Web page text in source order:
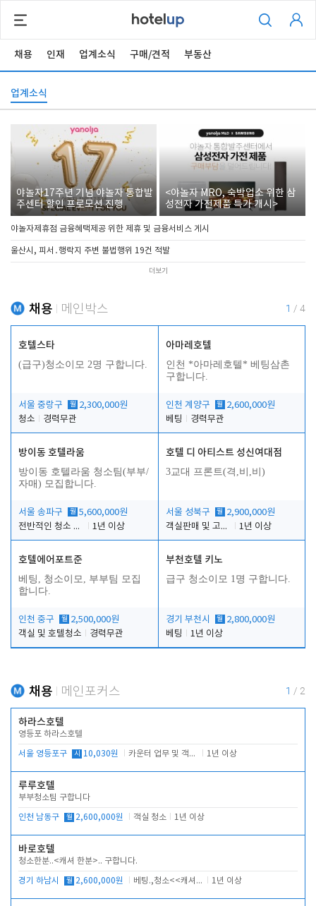
채용 인재 업계소식 구매/견적 부동산
업계소식
야놀자17주년 기념 야놀자 통합발
주센터 할인 프로모션 진행
<야놀자 MRO, 숙박업소 위한 삼
성전자 가전제품 특가 개시>
야놀자제휴점 금융혜택제공 위한 제휴 및 금융서비스 게시
울산시, 피서․행락지 주변 불법행위 19건 적발
더보기
채용 메인박스 1 / 4
호텔스타
(급구)청소이모 2명 구합니다.
서울 중랑구 월 2,300,000원
청소
경력무관
아마레호텔
인천 *아마레호텔* 베팅삼촌
구합니다.
인천 계양구 월 2,600,000원
베팅
경력무관
방이동 호텔라움
방이동 호텔라움 청소팀(부부/
자매) 모집합니다.
서울 송파구 월 5,600,000원
전반적인 청소 업무(객실청소.객실정리)
1년 이상
호텔 디 아티스트 성신여대점
3교대 프론트(격,비,비)
서울 성북구 월 2,900,000원
객실판매 및 고객응대
1년 이상
호텔에어포트준
베팅, 청소이모, 부부팀 모집
합니다.
인천 중구 월 2,500,000원
객실 및 호텔청소
경력무관
부천호텔 키노
급구 청소이모 1명 구합니다.
경기 부천시 월 2,800,000원
베팅
1년 이상
채용 메인포커스 1 / 2
하라스호텔
영등포 하라스호텔
서울 영등포구 시 10,030원 카운터 업무 및 객실관리(청소상태 확인, 객실판매) 1년 이상
루루호텔
부부청소팀 구합니다
인천 남동구 월 2,600,000원 객실 청소 1년 이상
바로호텔
청소한분..<캐셔 한분>.. 구합니다.
경기 하남시 월 2,600,000원 베팅.,청소<<캐셔 모셔봅니다. 1년 이상